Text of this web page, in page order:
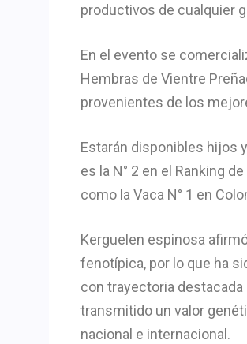
productivos de cualquier
En el evento se
Hembras de Vientre
provenientes de los
Estarán disponibles hijos
es la N° 2 en el Ranking
como la Vaca N° 1️ en
Kerguelen espinosa
fenotípica, por lo que ha
con trayectoria
transmitido un valor
nacional e internacional.